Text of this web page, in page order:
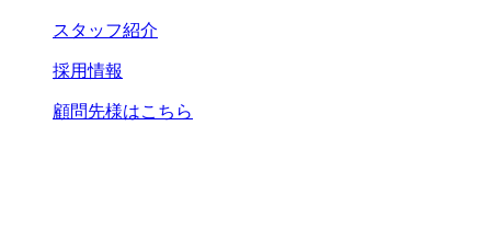
スタッフ紹介
採用情報
顧問先様はこちら